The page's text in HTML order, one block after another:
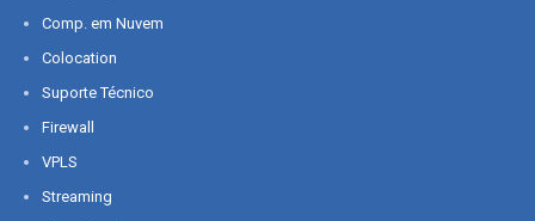
Comp. em Nuvem
Colocation
Suporte Técnico
Firewall
VPLS
Streaming